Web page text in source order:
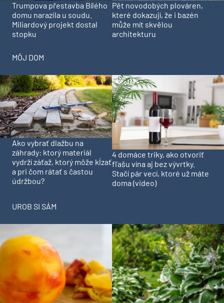
Trumpova přestavba Bílého
domu narazila u soudu.
Miliardový projekt dostal
stopku
Pět novodobých plováren,
které dokazují, že i bazén
může mít skvělou
architekturu
MÔJ DOM
Ako vybrať dlažbu na
záhrady: ktorý materiál
vydrží záťaž, ktorý môže kĺzať
a pri čom rátať s častou
údržbou?
4 domáce triky, ako otvoriť
fľašu vína aj bez vývrtky.
Stačí pár vecí, ktoré už máte
doma (video)
UROB SI SÁM